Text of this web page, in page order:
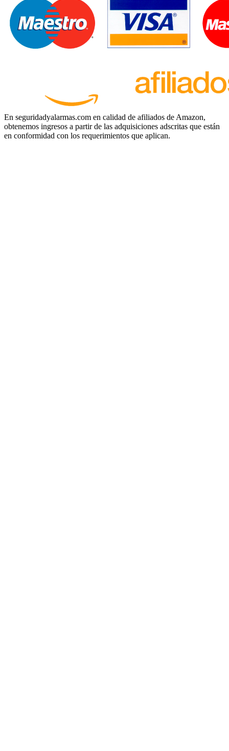
En seguridadyalarmas.com en calidad de afiliados de Amazon,
obtenemos ingresos a partir de las adquisiciones adscritas que están
en conformidad con los requerimientos que aplican.